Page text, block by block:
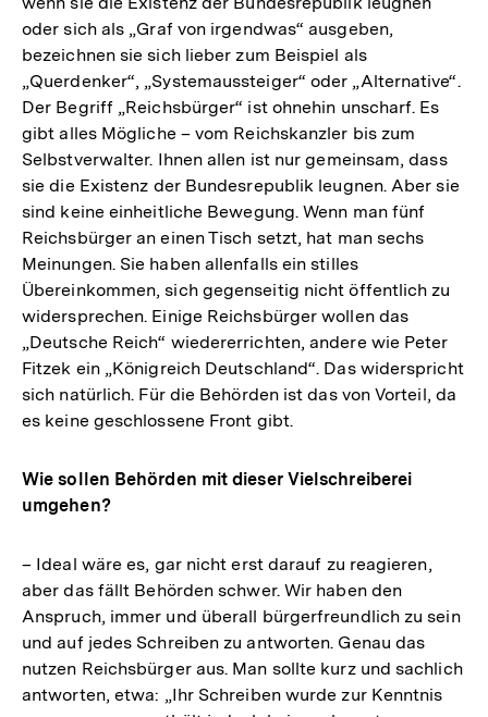
oder sich als „Graf von irgendwas“ ausgeben,
bezeichnen sie sich lieber zum Beispiel als
„Querdenker“, „Systemaussteiger“ oder „Alternative“.
Der Begriff „Reichsbürger“ ist ohnehin unscharf. Es
gibt alles Mögliche – vom Reichskanzler bis zum
Selbstverwalter. Ihnen allen ist nur gemeinsam, dass
sie die Existenz der Bundesrepublik leugnen. Aber sie
sind keine einheitliche Bewegung. Wenn man fünf
Reichsbürger an einen Tisch setzt, hat man sechs
Meinungen. Sie haben allenfalls ein stilles
Übereinkommen, sich gegenseitig nicht öffentlich zu
widersprechen. Einige Reichsbürger wollen das
„Deutsche Reich“ wiedererrichten, andere wie Peter
Fitzek ein „Königreich Deutschland“. Das widerspricht
sich natürlich. Für die Behörden ist das von Vorteil, da
es keine geschlossene Front gibt.
Wie sollen Behörden mit dieser Vielschreiberei
umgehen?
– Ideal wäre es, gar nicht erst darauf zu reagieren,
aber das fällt Behörden schwer. Wir haben den
Anspruch, immer und überall bürgerfreundlich zu sein
und auf jedes Schreiben zu antworten. Genau das
nutzen Reichsbürger aus. Man sollte kurz und sachlich
antworten, etwa: „Ihr Schreiben wurde zur Kenntnis